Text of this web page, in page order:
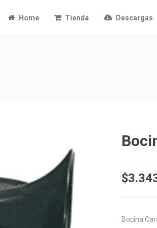
Home Tienda Descargas
$
Bocina